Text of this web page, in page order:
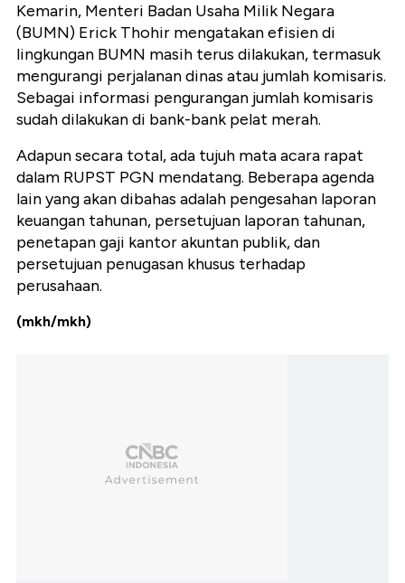
Kemarin, Menteri Badan Usaha Milik Negara
(BUMN) Erick Thohir mengatakan efisien di
lingkungan BUMN masih terus dilakukan, termasuk
mengurangi perjalanan dinas atau jumlah komisaris.
Sebagai informasi pengurangan jumlah komisaris
sudah dilakukan di bank-bank pelat merah.
Adapun secara total, ada tujuh mata acara rapat
dalam RUPST PGN mendatang. Beberapa agenda
lain yang akan dibahas adalah pengesahan laporan
keuangan tahunan, persetujuan laporan tahunan,
penetapan gaji kantor akuntan publik, dan
persetujuan penugasan khusus terhadap
perusahaan.
(mkh/mkh)